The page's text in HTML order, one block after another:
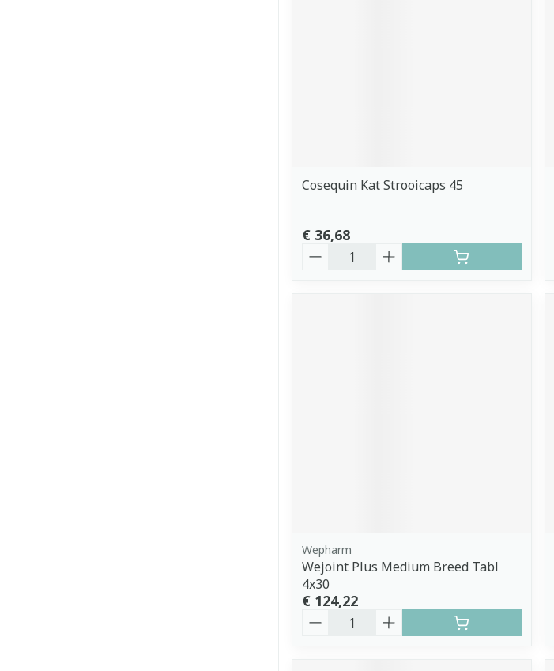
Cosequin Kat Strooicaps 45
€ 36,68
Wepharm
Wejoint Plus Medium Breed Tabl
4x30
€ 124,22